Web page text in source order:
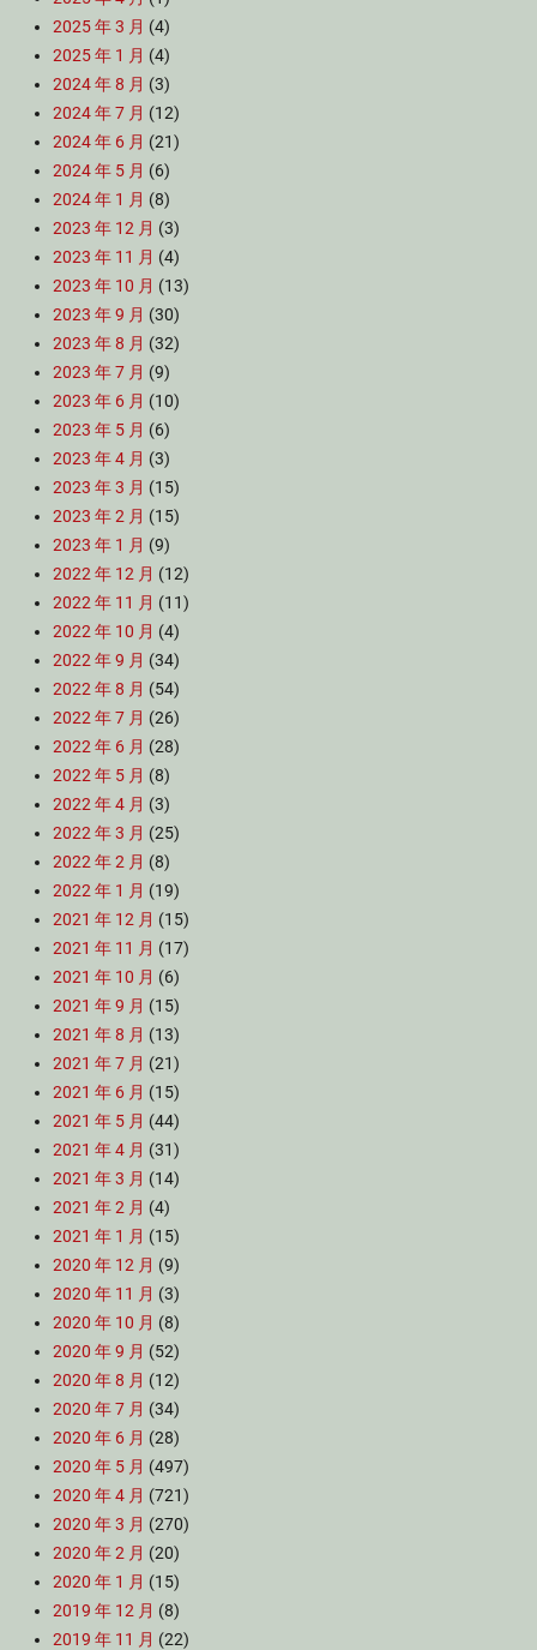
2025 年 3 月 (4)
2025 年 1 月 (4)
2024 年 8 月 (3)
2024 年 7 月 (12)
2024 年 6 月 (21)
2024 年 5 月 (6)
2024 年 1 月 (8)
2023 年 12 月 (3)
2023 年 11 月 (4)
2023 年 10 月 (13)
2023 年 9 月 (30)
2023 年 8 月 (32)
2023 年 7 月 (9)
2023 年 6 月 (10)
2023 年 5 月 (6)
2023 年 4 月 (3)
2023 年 3 月 (15)
2023 年 2 月 (15)
2023 年 1 月 (9)
2022 年 12 月 (12)
2022 年 11 月 (11)
2022 年 10 月 (4)
2022 年 9 月 (34)
2022 年 8 月 (54)
2022 年 7 月 (26)
2022 年 6 月 (28)
2022 年 5 月 (8)
2022 年 4 月 (3)
2022 年 3 月 (25)
2022 年 2 月 (8)
2022 年 1 月 (19)
2021 年 12 月 (15)
2021 年 11 月 (17)
2021 年 10 月 (6)
2021 年 9 月 (15)
2021 年 8 月 (13)
2021 年 7 月 (21)
2021 年 6 月 (15)
2021 年 5 月 (44)
2021 年 4 月 (31)
2021 年 3 月 (14)
2021 年 2 月 (4)
2021 年 1 月 (15)
2020 年 12 月 (9)
2020 年 11 月 (3)
2020 年 10 月 (8)
2020 年 9 月 (52)
2020 年 8 月 (12)
2020 年 7 月 (34)
2020 年 6 月 (28)
2020 年 5 月 (497)
2020 年 4 月 (721)
2020 年 3 月 (270)
2020 年 2 月 (20)
2020 年 1 月 (15)
2019 年 12 月 (8)
2019 年 11 月 (22)